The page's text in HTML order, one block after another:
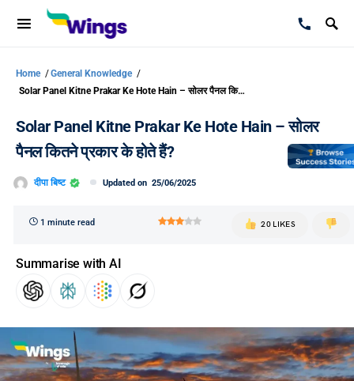
Home /General Knowledge /
Solar Panel Kitne Prakar Ke Hote Hain – सोलर पैनल कितने प्रकार के होते हैं?
Solar Panel Kitne Prakar Ke Hote Hain – सोलर
पैनल कितने प्रकार के होते हैं?
दीपा बिष्ट Updated on 25/06/2025
1 minute read 20 LIKES
Summarise with AI